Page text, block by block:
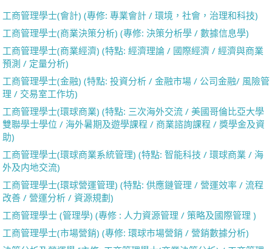
工商管理學士(會計) (專修: 專業會計 / 環境，社會，治理和科技)
工商管理學士(商業決策分析) (專修: 決策分析學 / 數據信息學)
工商管理學士(商業經濟) (特點: 經濟理論 / 國際經濟 / 經濟與商業
預測 / 定量分析)
工商管理學士(金融) (特點: 投資分析 / 金融市場 / 公司金融/ 風險管
理 / 交易室工作坊)
工商管理學士(環球商業) (特點: 三次海外交流 / 美國哥倫比亞大學
雙聯學士學位 / 海外暑期及遊學課程 / 商業諮詢課程 / 獎學金及資
助)
工商管理學士(環球商業系統管理) (特點: 智能科技 / 環球商業 / 海
外及内地交流)
工商管理學士(環球營運管理) (特點: 供應鏈管理 / 營運效率 / 流程
改善 / 營運分析 / 資源規劃)
工商管理學士 (管理學) (專修 : 人力資源管理 / 策略及國際管理 )
工商管理學士(市場營銷) (專修: 環球市場營銷 / 營銷數據分析)